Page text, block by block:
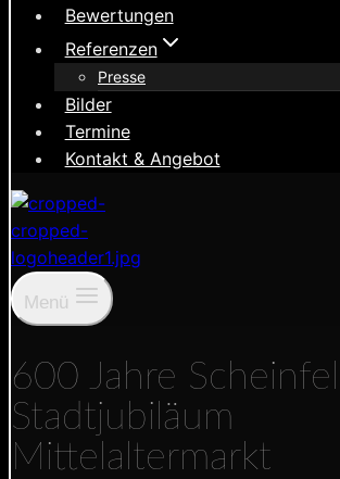
Bewertungen
Referenzen
Presse
Bilder
Termine
Kontakt & Angebot
Menü
600 Jahre
Stadtjubiläum
Mittelaltermarkt